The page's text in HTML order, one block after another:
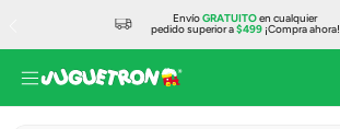
EnvíoGRATUITOen cualquier
pedido superior a$499¡Compra ahora!
Encuentra algo increíble...